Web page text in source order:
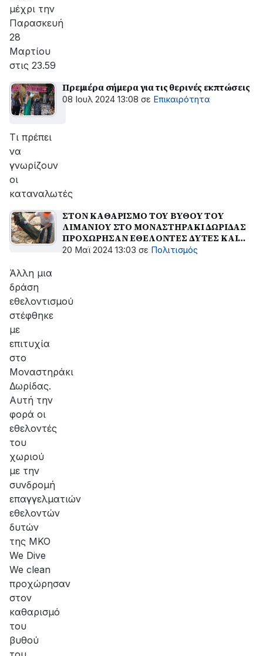
μέχρι την
Παρασκευή
28
Μαρτίου
στις 23.59
Πρεμιέρα σήμερα για τις θερινές εκπτώσεις
08 Ιουλ 2024 13:08 σε Επικαιρότητα
Τι πρέπει
να
γνωρίζουν
οι
καταναλωτές
ΣΤΟΝ ΚΑΘΑΡΙΣΜΟ ΤΟΥ ΒΥΘΟΥ ΤΟΥ
ΛΙΜΑΝΙΟΥ ΣΤΟ ΜΟΝΑΣΤΗΡΑΚΙ ΔΩΡΙΔΑΣ
ΠΡΟΧΩΡΗΣΑΝ ΕΘΕΛΟΝΤΕΣ ΔΥΤΕΣ ΚΑΙ
ΚΑΤΟΙΚΟΙ ΤΗΣ ΠΕΡΙΟΧΗΣ
20 Μαϊ 2024 13:03 σε Πολιτισμός
Άλλη μια
δράση
εθελοντισμού
στέφθηκε
με
επιτυχία
στο
Μοναστηράκι
Δωρίδας.
Αυτή την
φορά οι
εθελοντές
του
χωριού
με την
συνδρομή
επαγγελματιών
εθελοντών
δυτών
της ΜΚΟ
We Dive
We clean
προχώρησαν
στον
καθαρισμό
του
βυθού